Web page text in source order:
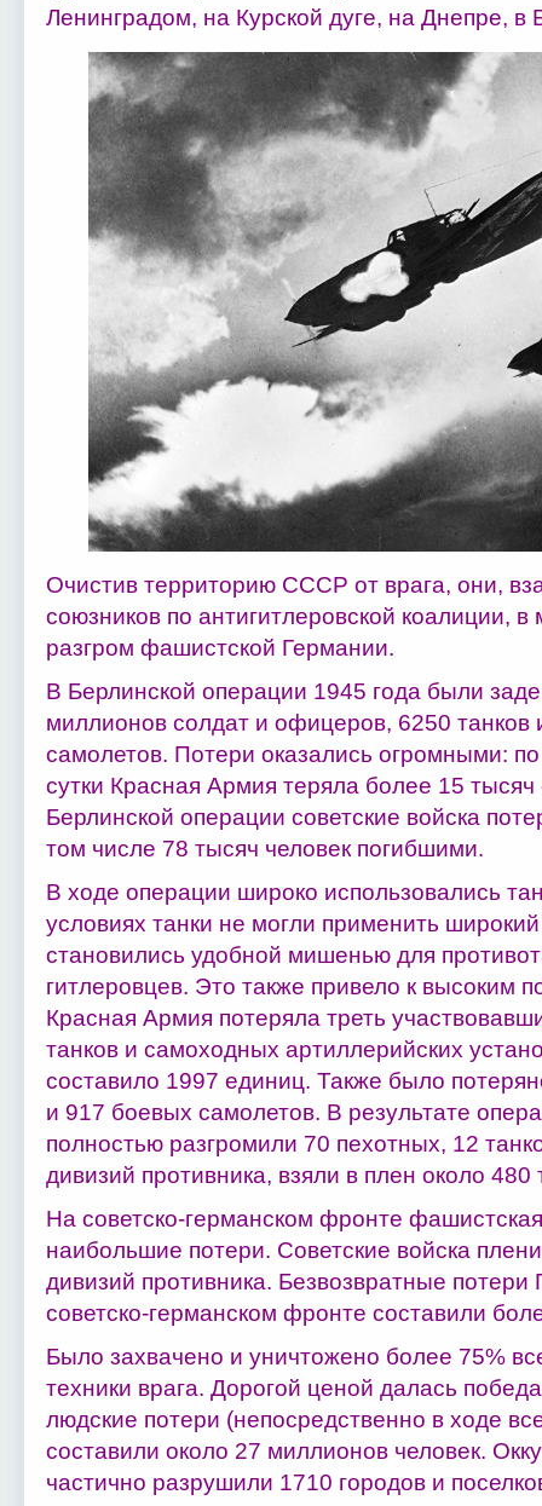
Ленинградом, на Курской дуге, на Днепре, в
Очистив территорию СССР от врага, они,
союзников по антигитлеровской коалиции,
разгром фашистской Германии.
В Берлинской операции 1945 года были
миллионов солдат и офицеров, 6250
самолетов. Потери оказались огромными:
сутки Красная Армия теряла более 15
Берлинской операции советские войска
том числе 78 тысяч человек погибшими.
В ходе операции широко использовались
условиях танки не могли применить
становились удобной мишенью для
гитлеровцев. Это также привело к высоким
Красная Армия потеряла треть
танков и самоходных артиллерийских
составило 1997 единиц. Также было
и 917 боевых самолетов. В результате
полностью разгромили 70 пехотных, 12
дивизий противника, взяли в плен около 480
На советско-германском фронте
наибольшие потери. Советские войска
дивизий противника. Безвозвратные
советско-германском фронте составили
Было захвачено и уничтожено более 75%
техники врага. Дорогой ценой далась
людские потери (непосредственно в ходе
составили около 27 миллионов человек.
частично разрушили 1710 городов и